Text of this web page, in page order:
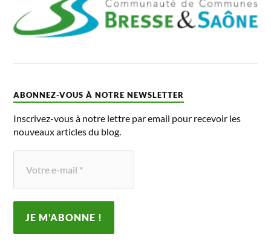
ABONNEZ-VOUS À NOTRE NEWSLETTER
Inscrivez-vous à notre lettre par email pour recevoir les
nouveaux articles du blog.